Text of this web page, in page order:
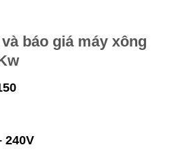
báo giá máy xông
240V